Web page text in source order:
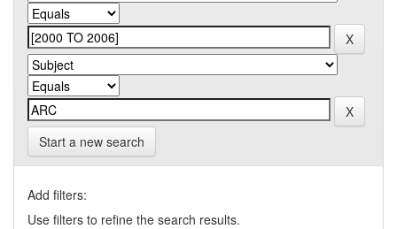
Start a new search
Add filters:
Use filters to refine the search results.